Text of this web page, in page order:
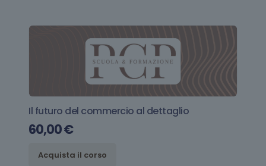
Il futuro del commercio al dettaglio
60,00€
Acquista il corso